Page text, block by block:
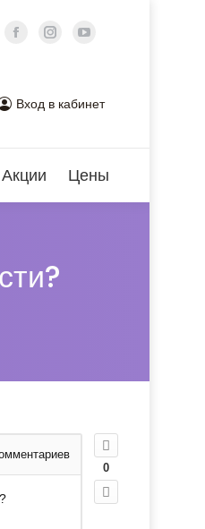
Вход в кабинет
Акции Цены
0